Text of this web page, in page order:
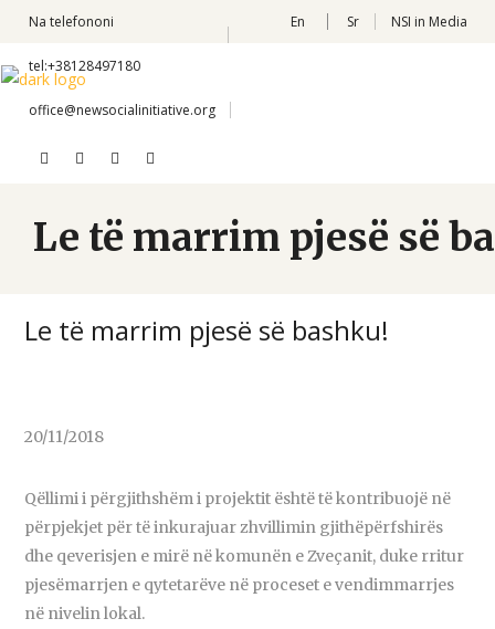
Na telefononi
tel:+38128497180
office@newsocialinitiative.org
En Sr NSI in Media
Le të marrim pjesë së
Le të marrim pjesë së bashku!
20/11/2018
Qëllimi i përgjithshëm i projektit është të kontribuojë në
përpjekjet për të inkurajuar zhvillimin gjithëpërfshirës
dhe qeverisjen e mirë në komunën e Zveçanit, duke rritur
pjesëmarrjen e qytetarëve në proceset e vendimmarrjes
në nivelin lokal.